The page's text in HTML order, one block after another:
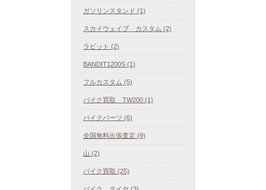
ガソリンスタンド (1)
スカイウェイブ カスタム (2)
ラビット (2)
BANDIT1200S (1)
フルカスタム (5)
バイク買取 TW200 (1)
バイクパーツ (6)
全国無料出張査定 (9)
山 (2)
バイク買取 (25)